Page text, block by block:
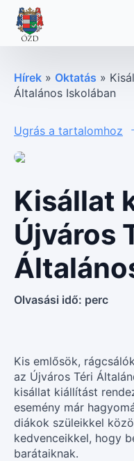
Hírek » Oktatás »
Általános Iskolában
Ugrás a tartalomhoz
Kisállat
Újváros
Olvasási idő: perc
Kis emlősök,
az Újváros Téri
kisállat kiállítást
esemény már
diákok szüleikkel
kedvenceikkel, hogy
barátaiknak.